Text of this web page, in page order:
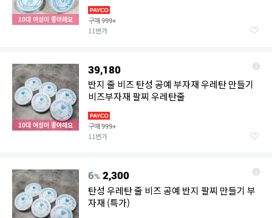
10대 여성이 좋아해요 구매999+
11번가
10대 여성이 좋아해요
39,180
반지 줄 비즈 탄성 공예 부자재 우레탄 만들기
비즈부자재 팔찌 우레탄줄
구매999+
11번가
6% 2,300
탄성 우레탄 줄 비즈 공예 반지 팔찌 만들기 부
자재 (특가)